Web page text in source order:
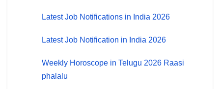
Latest Job Notifications in India 2026
Latest Job Notification in India 2026
Weekly Horoscope in Telugu 2026 Raasi
phalalu